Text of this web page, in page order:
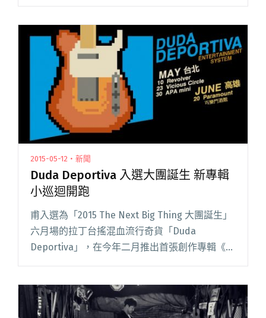
將在六月與歌迷見面！ 隨性樂團也在粉絲專頁上
義》：「良禽擇木而棲」，閱讀全文 "隨性新專
輯名稱、封面釋出 《良禽》面對人生中的義無反
2015-05-12・新聞
Duda Deportiva 入選大團誕生 新專輯
小巡迴開跑
甫入選為「2015 The Next Big Thing 大團誕生」
六月場的拉丁台搖混血流行奇貨「Duda
Deportiva」，在今年二月推出首張創作專輯《Tú
y yo contra el barrio》後，終於要展開發片小巡
誕生 新專輯小巡迴開跑"